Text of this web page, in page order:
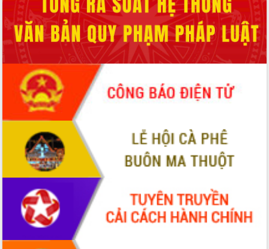
món ăn từ sầu riêng
Đắk Lắk công bố Quy hoạch và xúc
tiến đầu tư tỉnh
Ngành cá ngừ Đắk Lắk chủ động thích
ứng để giữ vững thị trường xuất khẩu
Diễn đàn Kinh tế tư nhân Việt Nam đột
phá cơ chế - Hợp tác công tư
Đề án 06 tạo bước ngoặt đột phá trong
cải cách hành chính tỉnh Đắk Lắk
Kết nối tour, đẩy mạnh chuyển đổi số
để phát triển du lịch Đắk Lắk
Khởi động Dự án Đầu tư xây dựng hạ
tầng kỹ thuật Cụm công nghiệp Tân
Tiến
Gặp mặt các cơ quan báo chí nhân Kỷ
niệm 101 năm Ngày Báo chí Cách
mạng Việt Nam
Đắk Lắk sơ kết 4 năm triển khai thực
hiện Đề án 06 của Chính phủ